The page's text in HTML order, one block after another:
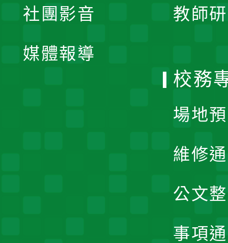
教師
社團影音
媒體報導
校務
場地
維修
公文
事項